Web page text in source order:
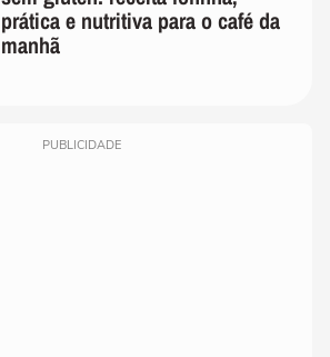
prática e nutritiva para o café da
manhã
PUBLICIDADE